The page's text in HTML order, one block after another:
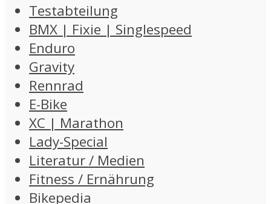
Testabteilung
BMX | Fixie | Singlespeed
Enduro
Gravity
Rennrad
E-Bike
XC | Marathon
Lady-Special
Literatur / Medien
Fitness / Ernährung
Bikepedia